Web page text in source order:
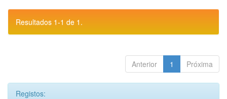
Resultados 1-1 de 1.
Anterior 1 Próxima
Registos: